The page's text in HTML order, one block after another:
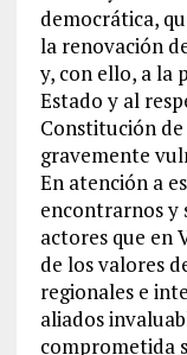
democrática,
la renovación
y, con ello, a la
Estado y al
Constitución
gravemente
En atención a
encontrarnos y
actores que en
de los valores
regionales e
aliados
comprometida